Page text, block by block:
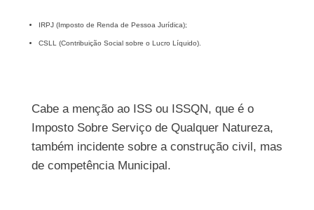
IRPJ (Imposto de Renda de Pessoa Jurídica);
CSLL (Contribuição Social sobre o Lucro Líquido).
Cabe a menção ao ISS ou ISSQN, que é o
Imposto Sobre Serviço de Qualquer Natureza,
também incidente sobre a construção civil, mas
de competência Municipal.